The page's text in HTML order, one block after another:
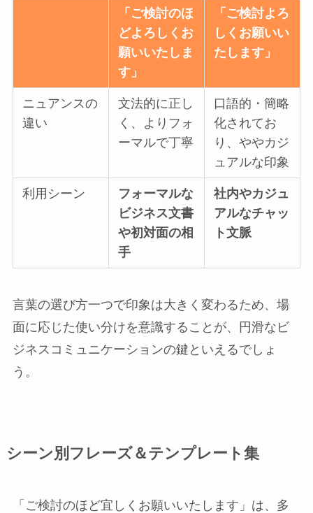
「ご検討のほ
どよろしくお
願いいたしま
す」
「ご検討よろ
しくお願いい
たします」
ニュアンスの
違い
文法的に正し
く、よりフォ
ーマルで丁寧
口語的・簡略
化されてお
り、ややカジ
ュアルな印象
利用シーン
フォーマルな
ビジネス文書
や初対面の相
手
社内やカジュ
アルなチャッ
ト文脈
言葉の選び方一つで印象は大きく変わるため、場
面に応じた使い分けを意識することが、円滑なビ
ジネスコミュニケーションの鍵といえるでしょ
う。
シーン別フレーズ＆テンプレート集
「ご検討のほど宜しくお願いいたします」は、多